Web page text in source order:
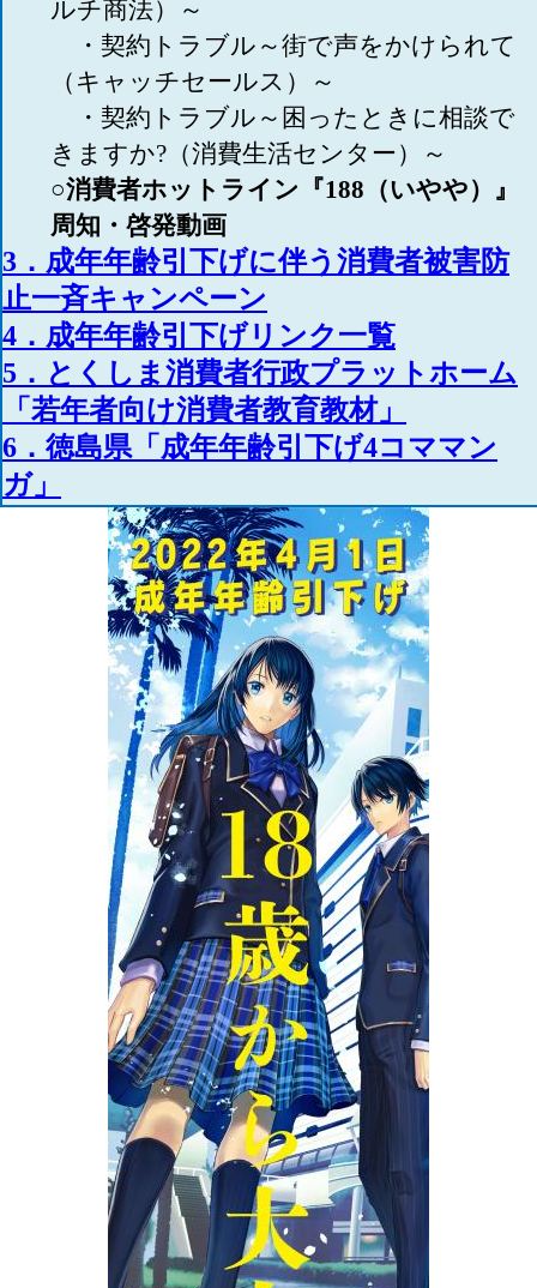
ルチ商法）～
・契約トラブル～街で声をかけられて
（キャッチセールス）～
・契約トラブル～困ったときに相談で
きますか?（消費生活センター）～
○消費者ホットライン『188（いやや）』
周知・啓発動画
3．成年年齢引下げに伴う消費者被害防
止一斉キャンペーン
4．成年年齢引下げリンク一覧
5．とくしま消費者行政プラットホーム
「若年者向け消費者教育教材」
6．徳島県「成年年齢引下げ4コママン
ガ」